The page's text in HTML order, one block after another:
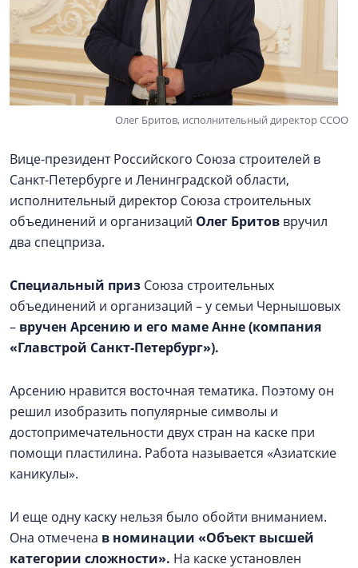
Олег Бритов, исполнительный директор ССОО
Вице-президент Российского Союза строителей в
Санкт-Петербурге и Ленинградской области,
исполнительный директор Союза строительных
объединений и организаций Олег Бритов вручил
два спецприза.
Специальный приз Союза строительных
объединений и организаций – у семьи Чернышовых
– вручен Арсению и его маме Анне (компания
«Главстрой Санкт-Петербург»).
Арсению нравится восточная тематика. Поэтому он
решил изобразить популярные символы и
достопримечательности двух стран на каске при
помощи пластилина. Работа называется «Азиатские
каникулы».
И еще одну каску нельзя было обойти вниманием.
Она отмечена в номинации «Объект высшей
категории сложности». На каске установлен